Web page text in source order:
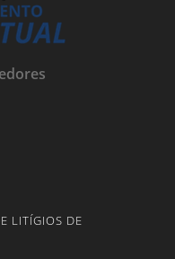
LITÍGIOS DE